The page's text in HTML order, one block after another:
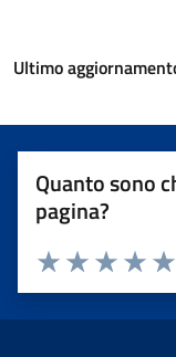
Ultimo
Quanto sono
pagina?
Valuta
Valuta 3
Valuta 2
Valuta 1 stelle su